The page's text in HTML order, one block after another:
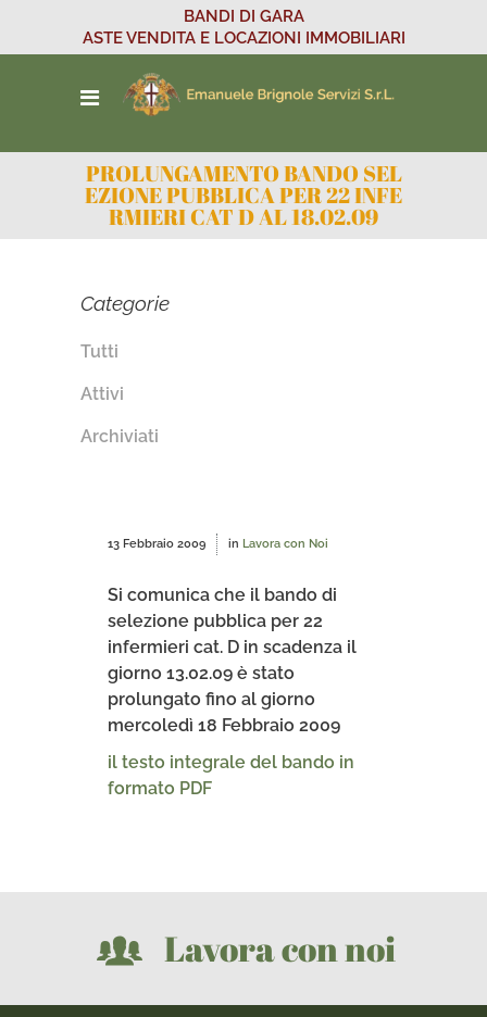
BANDI DI GARA
ASTE VENDITA E LOCAZIONI IMMOBILIARI
PROLUNGAMENTO BANDO SEL
EZIONE PUBBLICA PER 22 INFE
RMIERI CAT D AL 18.02.09
Categorie
Tutti
Attivi
Archiviati
13 Febbraio 2009 in Lavora con Noi
Si comunica che il bando di
selezione pubblica per 22
infermieri cat. D in scadenza il
giorno 13.02.09 è stato
prolungato fino al giorno
mercoledì 18 Febbraio 2009
il testo integrale del bando in
formato PDF
Lavora con noi